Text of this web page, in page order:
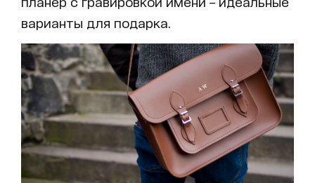
варианты для подарка.